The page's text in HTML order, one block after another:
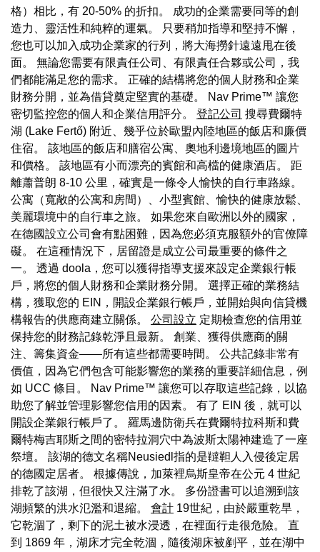
格）相比，有 20-50% 的折扣。 成功的企業需要同等的創
造力、靈活性和純粹的運氣。 只要稍加指導和堅持不懈，
您也可以加入成功企業家的行列，將大海撈針遠遠甩在後
面。 無論您需要有限責任公司、有限責任合夥或公司，我
們都能滿足您的需求。 正確的結構將您的個人財務和企業
財務分開，並為借貸奠定堅實的基礎。 Nav Prime™ 讓您
密切監控您的個人和企業信用評分。 登記公司 搜尋費爾特
湖 (Lake Fertő) 附近、幾乎位於歐盟內陸地區的飯店和廉價
住宿。 該地區的飯店和膳宿公寓、奧地利邊境地區的圖片
和價格。 該地區有小而漂亮的賓館和高檔的健康酒店。 距
離蕭普朗 8-10 公里，確實是一條令人愉快的自行車路線。
公寓（寬敞的公寓和房間）、小型賓館、愉快的健康放鬆、
美麗環境中的自行車之旅。 如果您來自歐洲以外的國家，
在德國設立公司會有點困難，因為您必須克服額外的官僚障
礙。 在這種情況下，居留證是成立公司最重要的條件之
一。 透過 doola，您可以獲得指導支援來設定企業銀行帳
戶，將您的個人財務和企業財務分開。 選擇正確的業務結
構，獲取您的 EIN，開設企業銀行帳戶，並開始與向信貸機
構報告的供應商建立關係。 公司設立 定期檢查您的信用並
保持您的財務記錄乾淨且最新。 創業、獲得供應商的關
注、籌集資金——所有這些都需要時間。 公共記錄非常有
價值，因為它們包含可能影響您的業務的重要詳細信息，例
如 UCC 條目。 Nav Prime™ 讓您可以存取這些記錄，以協
助您了解並管理影響您信用的因素。 有了 EIN 後，就可以
開設企業銀行帳戶了。 羅馬邊防衛兵在費爾特拉科斯和費
爾特梅吉耶斯之間的密特拉洞穴中為波斯太陽神建造了一座
祭壇。 該湖的德文名稱Neusiedl指的是韃靼人入侵後定居
的德國定居者。 根據傳說，加萊裡烏斯皇帝在公元 4 世紀
排乾了該湖，但很快又注滿了水。 多份證書可以追溯到該
湖頻繁的洪水氾濫和退縮。 會計 19世紀，由於嚴重乾旱，
它乾涸了，剩下的泥土被水浸透，在裡面行走很危險。 直
到 1869 年，湖床才完全乾涸，隨後湖床被剷平，並在湖中